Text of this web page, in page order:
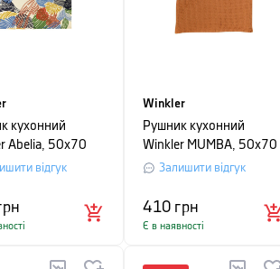
кухонний
Abelia, 50х70
відгук
Winkler
Рушник кухонний
Winkler MUMBA, 50х70
см, кориця
Залишити відгук
410 грн
Є в наявності